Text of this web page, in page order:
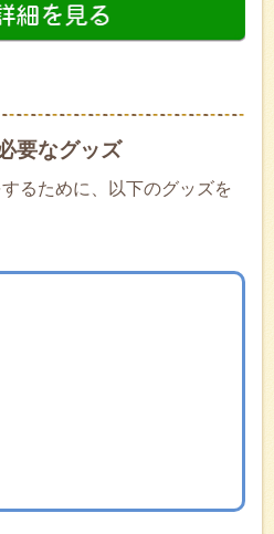
要なグッズ
るために、以下のグッズを